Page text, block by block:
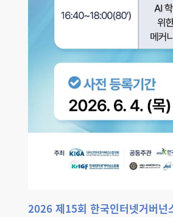
2026 제15회 한국인터넷거버넌